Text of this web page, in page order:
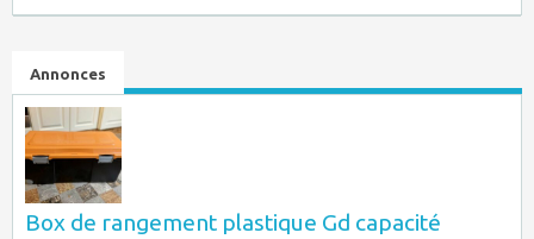
Annonces
Box de rangement plastique Gd capacité